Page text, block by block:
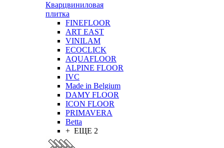
Кварцвиниловая
плитка
FINEFLOOR
ART EAST
VINILAM
ECOCLICK
AQUAFLOOR
ALPINE FLOOR
IVC
Made in Belgium
DAMY FLOOR
ICON FLOOR
PRIMAVERA
Betta
+ ЕЩЕ 2